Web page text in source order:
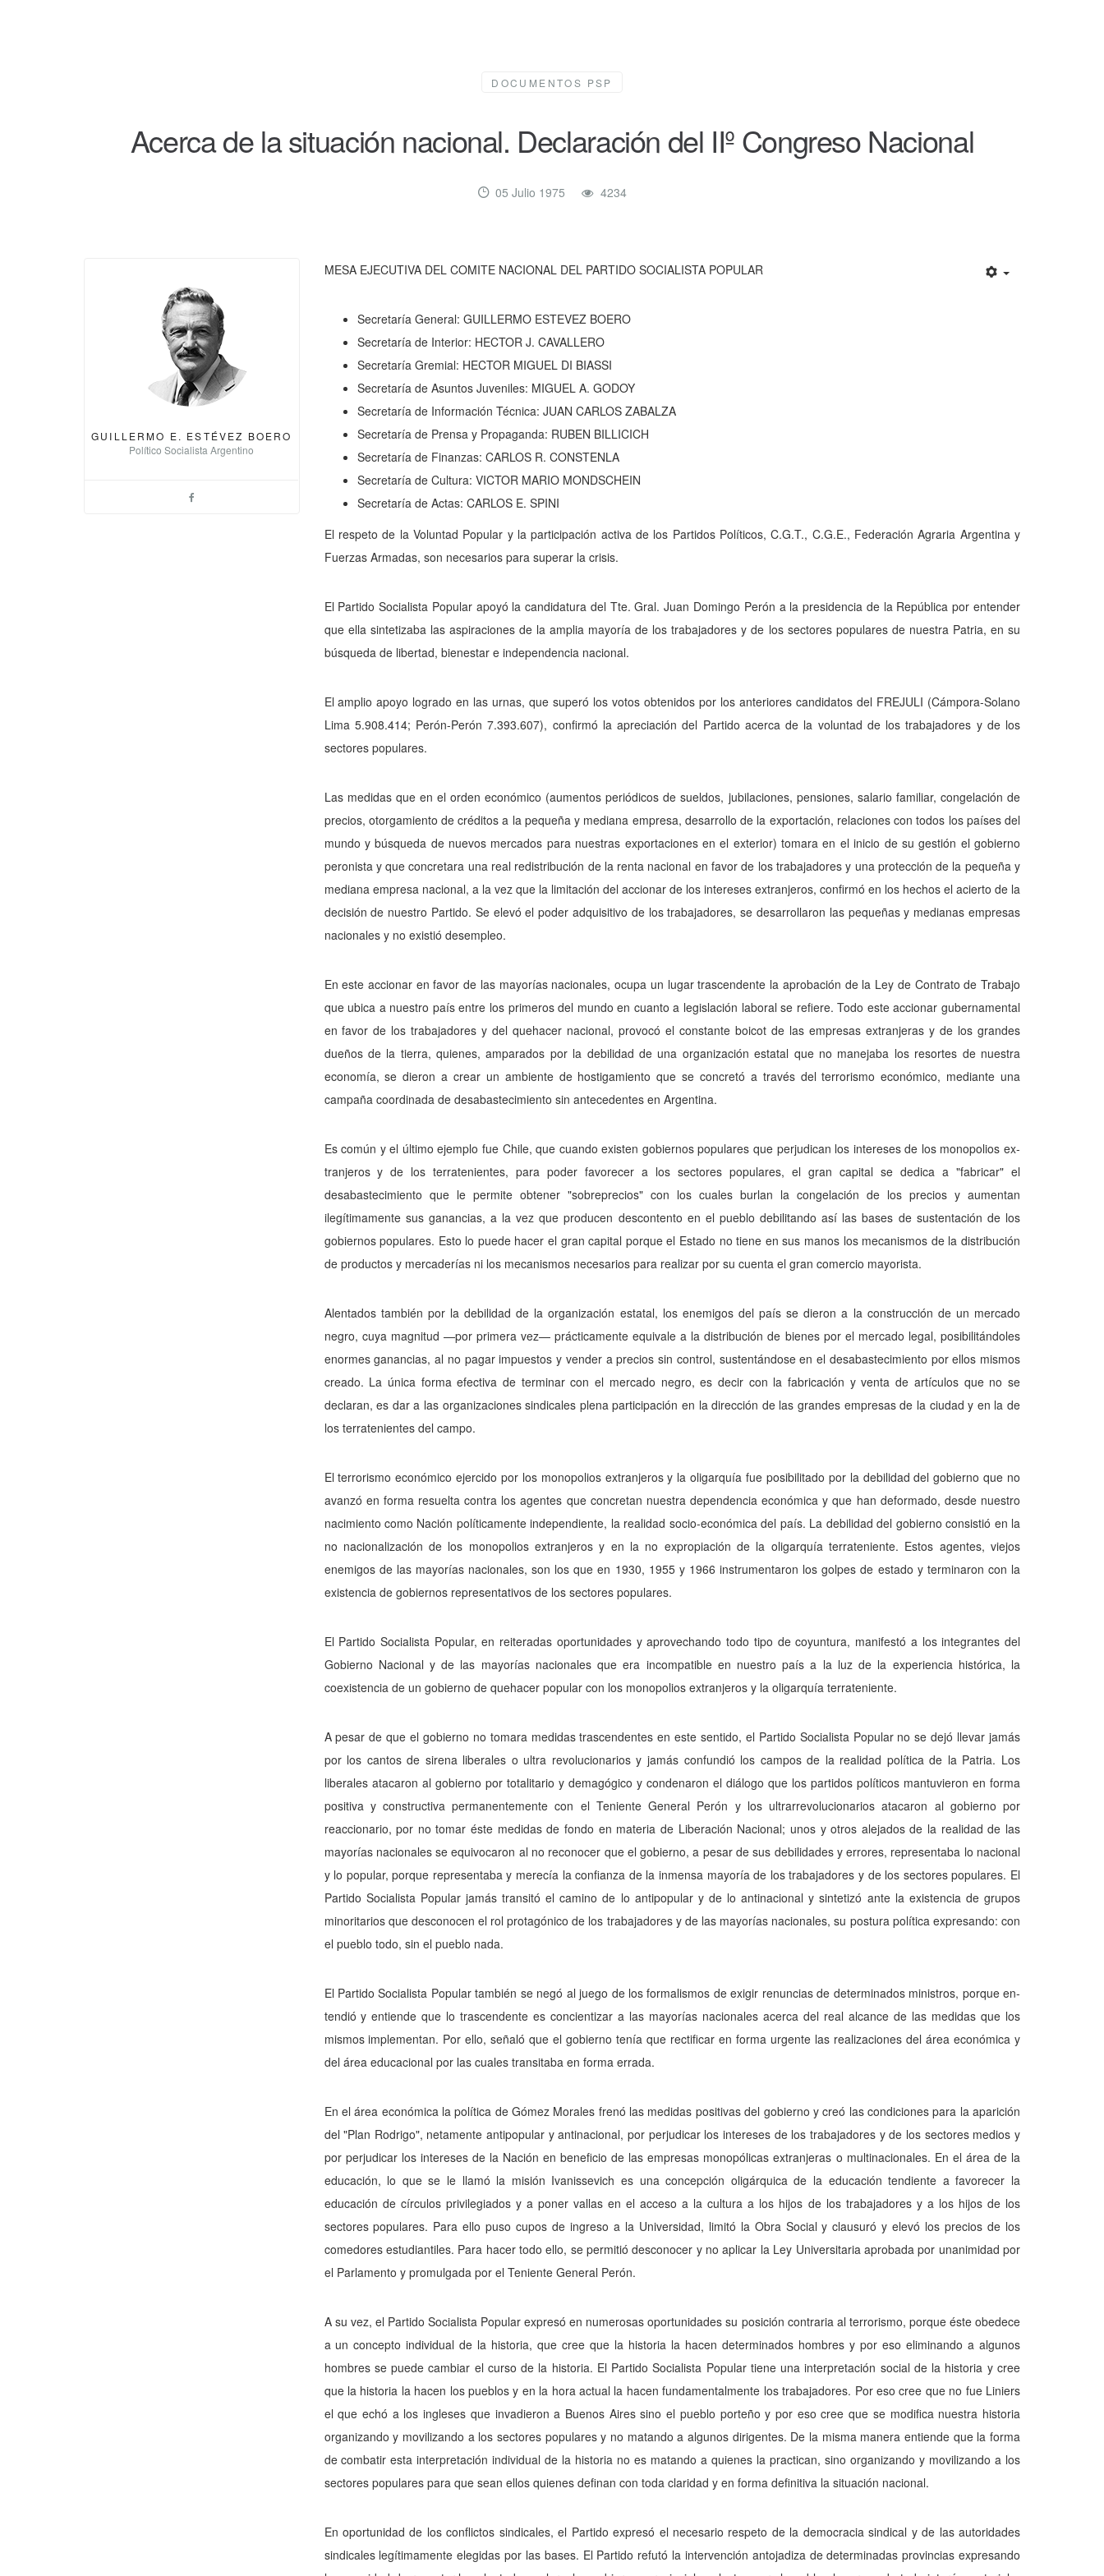
DOCUMENTOS PSP
Acerca de la situación nacional. Declaración del IIº Congreso Nacional
05 Julio 1975 4234
GUILLERMO E. ESTÉVEZ BOERO
Político Socialista Argentino
MESA EJECUTIVA DEL COMITE NACIONAL DEL PARTIDO SOCIALISTA POPULAR
Secretaría General: GUILLERMO ESTEVEZ BOERO
Secretaría de Interior: HECTOR J. CAVALLERO
Secretaría Gremial: HECTOR MIGUEL DI BIASSI
Secretaría de Asuntos Juveniles: MIGUEL A. GODOY
Secretaría de Información Técnica: JUAN CARLOS ZABALZA
Secretaría de Prensa y Propaganda: RUBEN BILLICICH
Secretaría de Finanzas: CARLOS R. CONSTENLA
Secretaría de Cultura: VICTOR MARIO MONDSCHEIN
Secretaría de Actas: CARLOS E. SPINI
El respeto de la Voluntad Popular y la participación activa de los Partidos Políticos, C.G.T., C.G.E., Federación Agraria Argentina y
Fuerzas Armadas, son necesarios para superar la crisis.
El Partido Socialista Popular apoyó la candidatura del Tte. Gral. Juan Domingo Perón a la presidencia de la República por entender
que ella sintetizaba las aspiraciones de la amplia mayoría de los trabajadores y de los sectores populares de nuestra Patria, en su
búsqueda de libertad, bienestar e independencia nacional.
El amplio apoyo logrado en las urnas, que superó los votos obtenidos por los anteriores candidatos del FREJULI (Cámpora-Solano
Lima 5.908.414; Perón-Perón 7.393.607), confirmó la apreciación del Par­tido acerca de la voluntad de los trabajadores y de los
sectores popu­lares.
Las medidas que en el orden económico (aumentos periódicos de sueldos, jubilaciones, pensiones, salario familiar, congelación de
pre­cios, otorgamiento de créditos a la pequeña y mediana empresa, des­arrollo de la exportación, relaciones con todos los países del
mundo y búsqueda de nuevos mercados para nuestras exportaciones en el exterior) tomara en el inicio de su gestión el gobierno
peronista y que concretara una real redistribución de la renta nacional en favor de los trabajadores y una protección de la pequeña y
mediana empresa nacional, a la vez que la limitación del accionar de los intereses extran­jeros, confirmó en los hechos el acierto de la
decisión de nuestro Partido. Se elevó el poder adquisitivo de los trabajadores, se desarro­llaron las pequeñas y medianas empresas
nacionales y no existió desempleo.
En este accionar en favor de las mayorías nacionales, ocupa un lugar trascendente la aprobación de la Ley de Contrato de Trabajo
que ubica a nuestro país entre los primeros del mundo en cuanto a legislación laboral se refiere. Todo este accionar gubernamental
en favor de los trabajadores y del quehacer nacional, provocó el cons­tante boicot de las empresas extranjeras y de los grandes
dueños de la tierra, quienes, amparados por la debilidad de una organización estatal que no manejaba los resortes de nuestra
economía, se dieron a crear un ambiente de hostigamiento que se concretó a través del terrorismo económico, mediante una
campaña coordinada de desabas­tecimiento sin antecedentes en Argentina.
Es común y el último ejemplo fue Chile, que cuando existen go­biernos populares que perjudican los intereses de los monopolios ex­
tranjeros y de los terratenientes, para poder favorecer a los sectores populares, el gran capital se dedica a "fabricar" el
desabastecimiento que le permite obtener "sobreprecios" con los cuales burlan la conge­lación de los precios y aumentan
ilegítimamente sus ganancias, a la vez que producen descontento en el pueblo debilitando así las bases de sustentación de los
gobiernos populares. Esto lo puede hacer el gran capital porque el Estado no tiene en sus manos los mecanismos de la distribución
de productos y mercaderías ni los mecanismos nece­sarios para realizar por su cuenta el gran comercio mayorista.
Alentados también por la debilidad de la organización estatal, los enemigos del país se dieron a la construcción de un mercado
negro, cuya magnitud —por primera vez— prácticamente equivale a la dis­tribución de bienes por el mercado legal, posibilitándoles
enormes ga­nancias, al no pagar impuestos y vender a precios sin control, susten­tándose en el desabastecimiento por ellos mismos
creado. La única forma efectiva de terminar con el mercado negro, es decir con la fa­bricación y venta de artículos que no se
declaran, es dar a las orga­nizaciones sindicales plena participación en la dirección de las grandes empresas de la ciudad y en la de
los terratenientes del campo.
El terrorismo económico ejercido por los monopolios extranjeros y la oligarquía fue posibilitado por la debilidad del gobierno que no
avanzó en forma resuelta contra los agentes que concretan nuestra dependencia económica y que han deformado, desde nuestro
nacimiento como Nación políticamente independiente, la realidad socio-económica del país. La debilidad del gobierno consistió en la
no nacionalización de los monopolios extranjeros y en la no expropiación de la oligarquía terrateniente. Estos agentes, viejos
enemigos de las mayorías nacio­nales, son los que en 1930, 1955 y 1966 instrumentaron los golpes de estado y terminaron con la
existencia de gobiernos representativos de los sectores populares.
El Partido Socialista Popular, en reiteradas oportunidades y apro­vechando todo tipo de coyuntura, manifestó a los integrantes del
Gobierno Nacional y de las mayorías nacionales que era incompatible en nuestro país a la luz de la experiencia histórica, la
coexistencia de un gobierno de quehacer popular con los monopolios extranjeros y la oligarquía terrateniente.
A pesar de que el gobierno no tomara medidas trascendentes en este sentido, el Partido Socialista Popular no se dejó llevar jamás
por los cantos de sirena liberales o ultra revolucionarios y jamás confun­dió los campos de la realidad política de la Patria. Los
liberales ata­caron al gobierno por totalitario y demagógico y condenaron el diá­logo que los partidos políticos mantuvieron en forma
positiva y cons­tructiva permanentemente con el Teniente General Perón y los ultra­rrevolucionarios atacaron al gobierno por
reaccionario, por no tomar éste medidas de fondo en materia de Liberación Nacional; unos y otros alejados de la realidad de las
mayorías nacionales se equivocaron al no reconocer que el gobierno, a pesar de sus debilidades y errores, representaba lo nacional
y lo popular, porque representaba y merecía la confianza de la inmensa mayoría de los trabajadores y de los secto­res populares. El
Partido Socialista Popular jamás transitó el camino de lo antipopular y de lo antinacional y sintetizó ante la existencia de grupos
minoritarios que desconocen el rol protagónico de los tra­bajadores y de las mayorías nacionales, su postura política expresando: con
el pueblo todo, sin el pueblo nada.
El Partido Socialista Popular también se negó al juego de los for­malismos de exigir renuncias de determinados ministros, porque en­
tendió y entiende que lo trascendente es concientizar a las mayorías nacionales acerca del real alcance de las medidas que los
mismos implementan. Por ello, señaló que el gobierno tenía que rectificar en forma urgente las realizaciones del área económica y
del área educa­cional por las cuales transitaba en forma errada.
En el área económica la política de Gómez Morales frenó las me­didas positivas del gobierno y creó las condiciones para la aparición
del "Plan Rodrigo", netamente antipopular y antinacional, por perju­dicar los intereses de los trabajadores y de los sectores medios y
por perjudicar los intereses de la Nación en beneficio de las empresas monopólicas extranjeras o multinacionales. En el área de la
educación, lo que se le llamó la misión Ivanissevich es una concepción oligárquica de la educación tendiente a favorecer la
educación de círculos privile­giados y a poner vallas en el acceso a la cultura a los hijos de los tra­bajadores y a los hijos de los
sectores populares. Para ello puso cupos de ingreso a la Universidad, limitó la Obra Social y clausuró y elevó los precios de los
comedores estudiantiles. Para hacer todo ello, se per­mitió desconocer y no aplicar la Ley Universitaria aprobada por una­nimidad por
el Parlamento y promulgada por el Teniente General Perón.
A su vez, el Partido Socialista Popular expresó en numerosas opor­tunidades su posición contraria al terrorismo, porque éste obedece
a un concepto individual de la historia, que cree que la historia la hacen determinados hombres y por eso eliminando a algunos
hombres se puede cambiar el curso de la historia. El Partido Socialista Popular tiene una interpretación social de la historia y cree
que la historia la hacen los pueblos y en la hora actual la hacen fundamentalmente los trabajadores. Por eso cree que no fue Liniers
el que echó a los ingle­ses que invadieron a Buenos Aires sino el pueblo porteño y por eso cree que se modifica nuestra historia
organizando y movilizando a los sectores populares y no matando a algunos dirigentes. De la mis­ma manera entiende que la forma
de combatir esta interpretación in­dividual de la historia no es matando a quienes la practican, sino or­ganizando y movilizando a los
sectores populares para que sean ellos quienes definan con toda claridad y en forma definitiva la situación nacional.
En oportunidad de los conflictos sindicales, el Partido expresó el necesario respeto de la democracia sindical y de las autoridades
sindicales legítimamente elegidas por las bases. El Partido refutó la intervención antojadiza de determinadas provincias expresando